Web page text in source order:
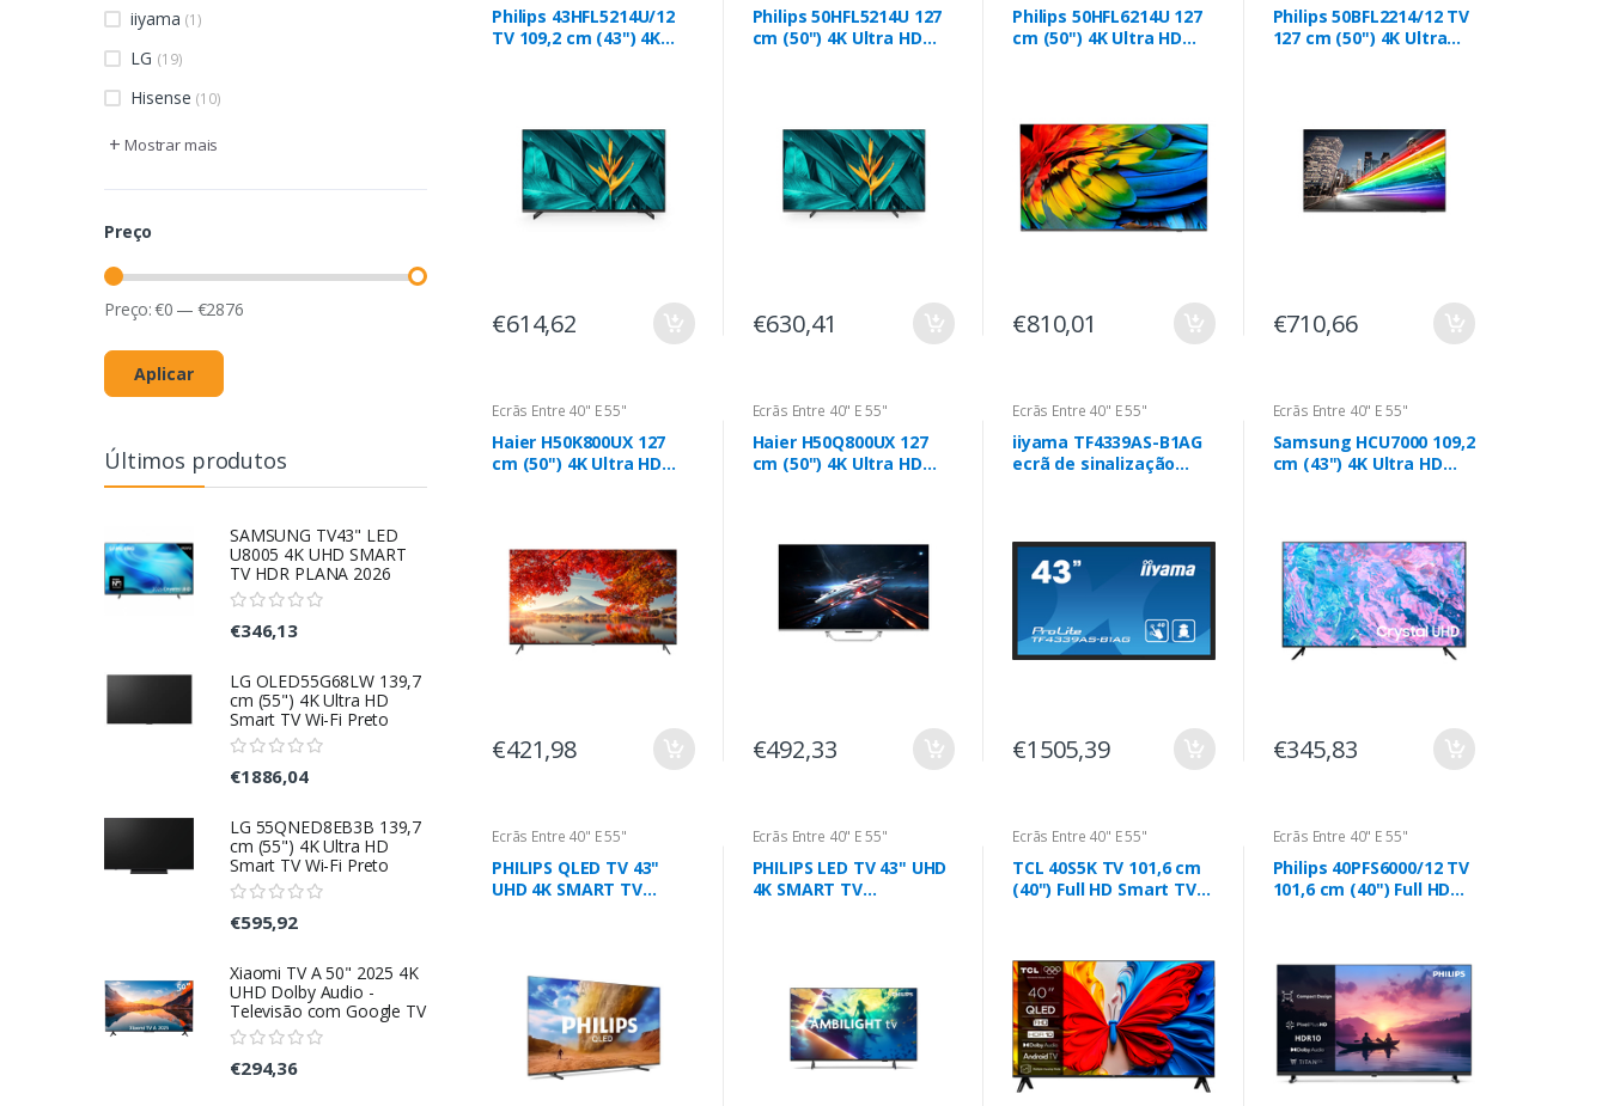
iiyama (1)
LG (19)
Hisense (10)
+ Mostrar mais
Preço
Preço:€0 — €2876
Aplicar
Últimos produtos
SAMSUNG TV43" LED
U8005 4K UHD SMART
TV HDR PLANA 2026
€346,13
LG OLED55G68LW 139,7
cm (55") 4K Ultra HD
Smart TV Wi-Fi Preto
€1886,04
LG 55QNED8EB3B 139,7
cm (55") 4K Ultra HD
Smart TV Wi-Fi Preto
€595,92
Xiaomi TV A 50" 2025 4K
UHD Dolby Audio -
Televisão com Google TV
€294,36
Philips 43HFL5214U/12
TV 109,2 cm (43") 4K
€614,62
Philips 50HFL5214U 127
cm (50") 4K Ultra HD
€630,41
Philips 50HFL6214U 127
cm (50") 4K Ultra HD
€810,01
Philips 50BFL2214/12 TV
127 cm (50") 4K Ultra
€710,66
Ecrãs Entre 40" E 55"
Haier H50K800UX 127
cm (50") 4K Ultra HD
€421,98
Ecrãs Entre 40" E 55"
Haier H50Q800UX 127
cm (50") 4K Ultra HD
€492,33
Ecrãs Entre 40" E 55"
iiyama TF4339AS-B1AG
ecrã de sinalização
táctil Processador
built-in Android 24/7
€1505,39
Ecrãs Entre 40" E 55"
Samsung HCU7000 109,2
cm (43") 4K Ultra HD
€345,83
Ecrãs Entre 40" E 55"
PHILIPS QLED TV 43"
UHD 4K SMART TV
Ecrãs Entre 40" E 55"
PHILIPS LED TV 43" UHD
4K SMART TV
Ecrãs Entre 40" E 55"
TCL 40S5K TV 101,6 cm
(40") Full HD Smart TV
Ecrãs Entre 40" E 55"
Philips 40PFS6000/12 TV
101,6 cm (40") Full HD